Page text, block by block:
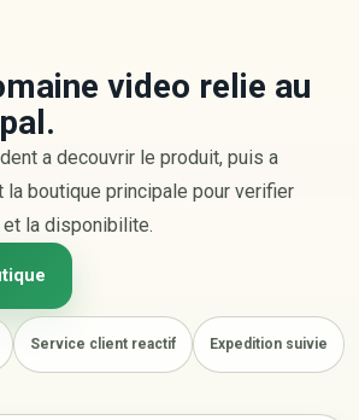
video relie au
a decouvrir le produit, puis a
la boutique principale pour verifier
la disponibilite.
Service client reactif Expedition suivie